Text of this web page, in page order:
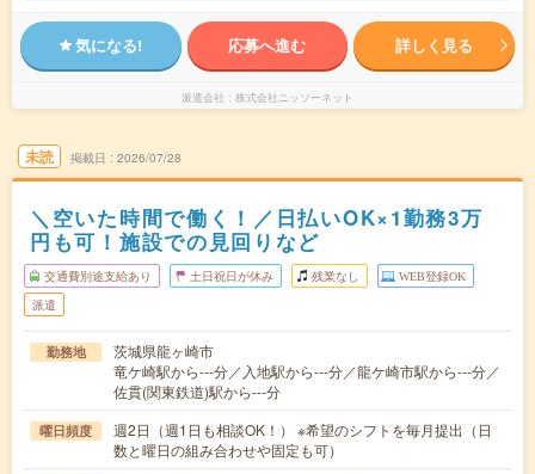
気になる! 応募へ進む 詳しく見る
派遣会社 株式会社ニッソーネット
未読 掲載日 2026/07/28
＼空いた時間で働く！／日払いOK×1勤務3万
円も可！施設での見回りなど
交通費別途支給あり 土日祝日が休み 残業なし WEB登録OK
派遣
勤務地
茨城県龍ヶ崎市
竜ケ崎駅から---分／入地駅から---分／龍ケ崎市駅から---分／
佐貫(関東鉄道)駅から---分
曜日頻度
週2日（週1日も相談OK！） ※希望のシフトを毎月提出（日
数と曜日の組み合わせや固定も可）